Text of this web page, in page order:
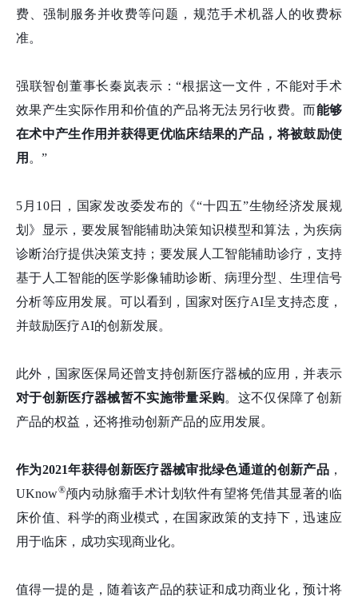
费、强制服务并收费等问题，规范手术机器人的收费标
准。
强联智创董事长秦岚表示：“根据这一文件，不能对手术
效果产生实际作用和价值的产品将无法另行收费。而能够
在术中产生作用并获得更优临床结果的产品，将被鼓励使
用 。”
5月10日，国家发改委发布的《“十四五”生物经济发展规
划》显示，要发展智能辅助决策知识模型和算法，为疾病
诊断治疗提供决策支持；要发展人工智能辅助诊疗，支持
基于人工智能的医学影像辅助诊断、病理分型、生理信号
分析等应用发展。可以看到，国家对医疗AI呈支持态度，
并鼓励医疗AI的创新发展。
此外，国家医保局还曾支持创新医疗器械的应用，并表示
对于创新医疗器械暂不实施带量采购。这不仅保障了创新
产品的权益，还将推动创新产品的应用发展。
作为2021年获得创新医疗器械审批绿色通道的创新产品，
UKnow®颅内动脉瘤手术计划软件有望将凭借其显著的临
床价值、科学的商业模式，在国家政策的支持下，迅速应
用于临床，成功实现商业化。
值得一提的是，随着该产品的获证和成功商业化，预计将